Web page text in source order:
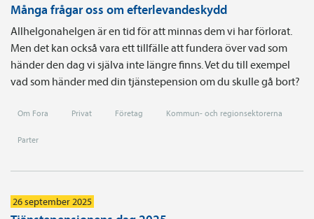
Många frågar oss om efterlevandeskydd
Allhelgonahelgen är en tid för att minnas dem vi har förlorat.
Men det kan också vara ett tillfälle att fundera över vad som
händer den dag vi själva inte längre finns. Vet du till exempel
vad som händer med din tjänstepension om du skulle gå bort?
Om Fora Privat Företag Kommun- och regionsektorerna
Parter
26 september 2025